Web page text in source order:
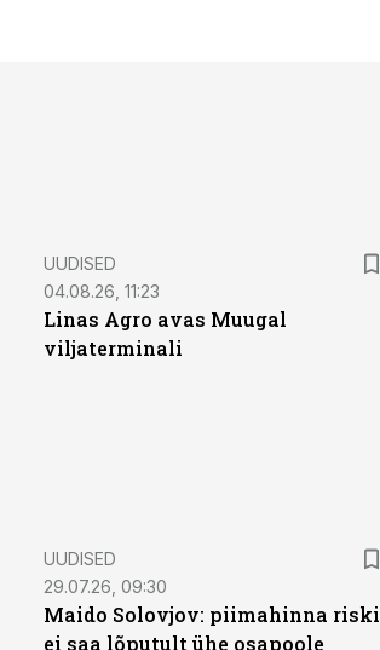
UUDISED
04.08.26, 11:23
Linas Agro avas Muugal
viljaterminali
UUDISED
29.07.26, 09:30
Maido Solovjov: piimahinna riski
ei saa lõputult ühe osapoole